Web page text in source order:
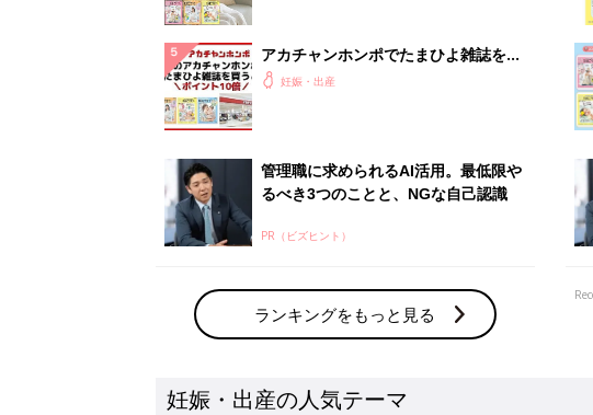
アカチャンホンポでたまひよ雑誌を買
うとポイント10倍【期間限定】
妊娠・出産
管理職に求められるAI活用。最低限や
るべき3つのことと、NGな自己認識
PR（ビズヒント）
ランキングをもっと見る
妊娠・出産の人気テーマ